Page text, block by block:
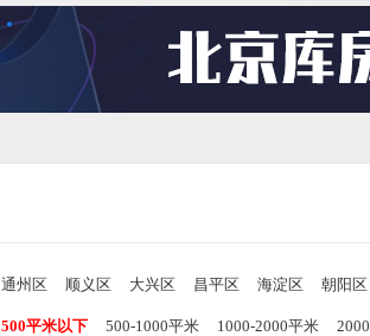
通州区 顺义区 大兴区 昌平区 海淀区 朝阳区
500平米以下 500-1000平米 1000-2000平米